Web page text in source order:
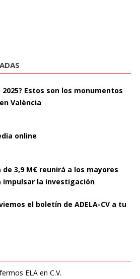
Estos son los monumentos
València
online
3,9 M€ reunirá a los mayores
impulsar la investigación
el boletín de ADELA-CV a tu
ELA en C.V.